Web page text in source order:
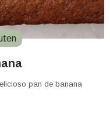
pan de banana